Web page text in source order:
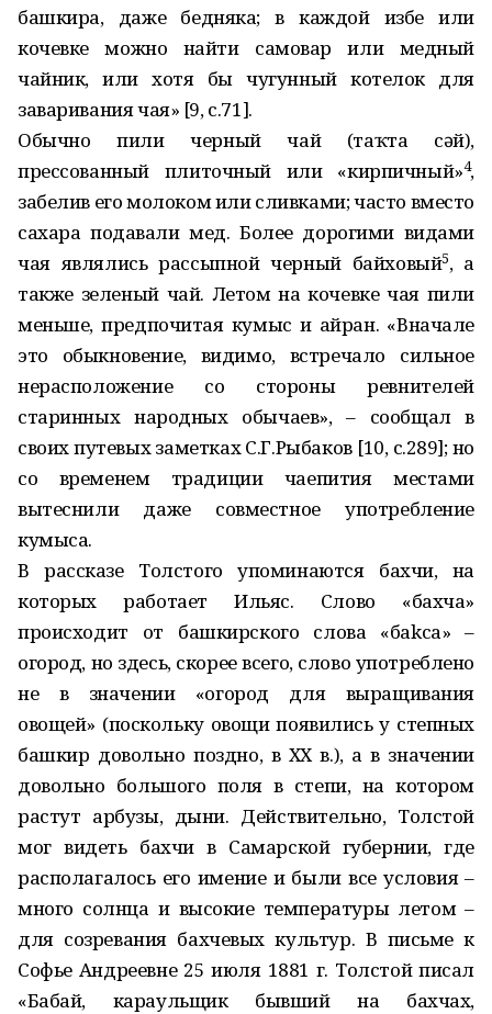
башкира, даже бедняка; в каждой избе или
кочевке можно найти самовар или медный
чайник, или хотя бы чугунный котелок для
заваривания чая» [9, с.71].
Обычно пили черный чай (таҡта сәй),
прессованный плиточный или «кирпичный»4,
забелив его молоком или сливками; часто вместо
сахара подавали мед. Более дорогими видами
чая являлись рассыпной черный байховый5, а
также зеленый чай. Летом на кочевке чая пили
меньше, предпочитая кумыс и айран. «Вначале
это обыкновение, видимо, встречало сильное
нерасположение со стороны ревнителей
старинных народных обычаев», – сообщал в
своих путевых заметках С.Г.Рыбаков [10, с.289]; но
со временем традиции чаепития местами
вытеснили даже совместное употребление
кумыса.
В рассказе Толстого упоминаются бахчи, на
которых работает Ильяс. Слово «бахча»
происходит от башкирского слова «баkса» –
огород, но здесь, скорее всего, слово употреблено
не в значении «огород для выращивания
овощей» (поскольку овощи появились у степных
башкир довольно поздно, в ХХ в.), а в значении
довольно большого поля в степи, на котором
растут арбузы, дыни. Действительно, Толстой
мог видеть бахчи в Самарской губернии, где
располагалось его имение и были все условия –
много солнца и высокие температуры летом –
для созревания бахчевых культур. В письме к
Софье Андреевне 25 июля 1881 г. Толстой писал
«Бабай, караульщик бывший на бахчах,